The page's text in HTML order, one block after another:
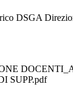
DSGA
SUPP.pdf